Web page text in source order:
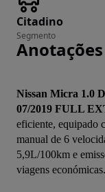
Citadino
Segmento
Anotações
Nissan Micra 1.0
07/2019 FULL
eficiente, equipado
manual de 6
5,9L/100km e
viagens económicas.